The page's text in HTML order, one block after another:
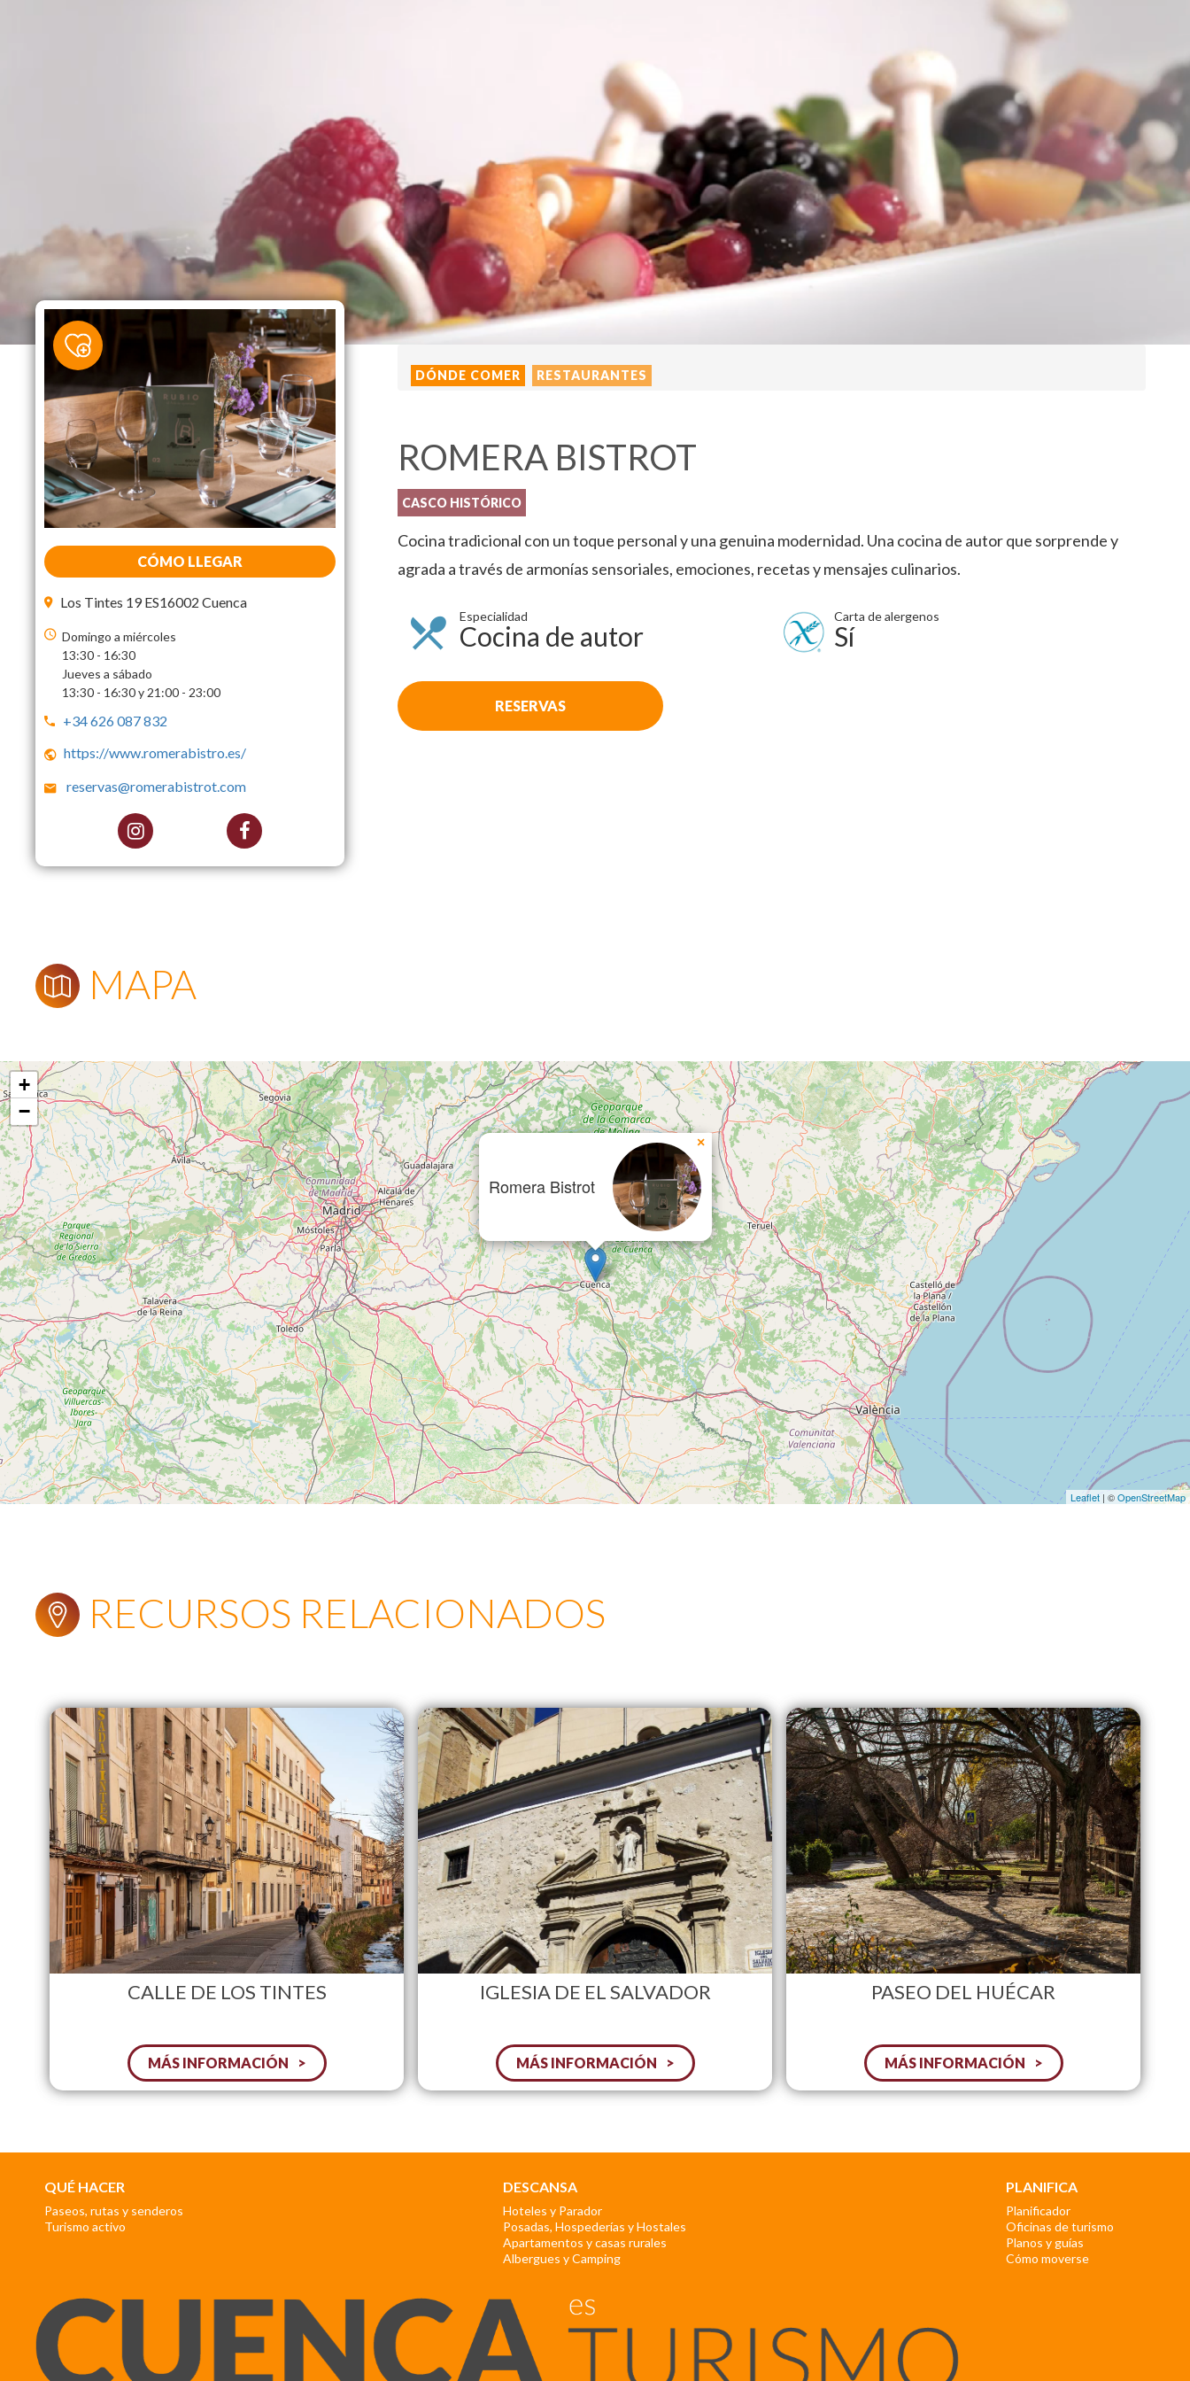
CÓMO LLEGAR
Los Tintes 19 ES16002 Cuenca
Domingo a miércoles
13:30 - 16:30
Jueves a sábado
13:30 - 16:30 y 21:00 - 23:00
+34 626 087 832
https://www.romerabistro.es/
reservas@romerabistrot.com
DÓNDE COMER RESTAURANTES
ROMERA BISTROT
CASCO HISTÓRICO
Cocina tradicional con un toque personal y una genuina modernidad. Una cocina de autor que sorprende y
agrada a través de armonías sensoriales, emociones, recetas y mensajes culinarios.
Especialidad
Cocina de autor
Carta de alergenos
Sí
RESERVAS
MAPA
Romera Bistrot
×
+
−
Leaflet | ©OpenStreetMap
RECURSOS RELACIONADOS
CALLE DE LOS TINTES
MÁS INFORMACIÓN
IGLESIA DE EL SALVADOR
MÁS INFORMACIÓN
PASEO DEL HUÉCAR
MÁS INFORMACIÓN
QUÉ HACER
Paseos, rutas y senderos
Turismo activo
DESCANSA
Hoteles y Parador
Posadas, Hospederías y Hostales
Apartamentos y casas rurales
Albergues y Camping
PLANIFICA
Planificador
Oficinas de turismo
Planos y guías
Cómo moverse